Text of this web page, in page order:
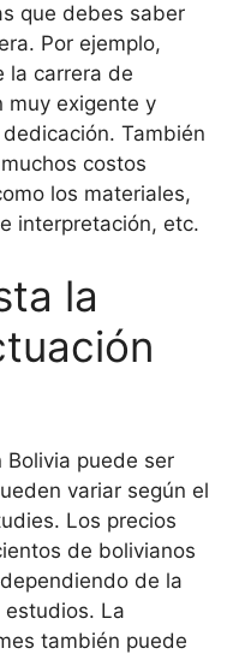
que debes saber
Por ejemplo,
la carrera de
muy exigente y
También
costos
los materiales,
interpretación, etc.
la
Bolivia puede ser
variar según el
Los precios
de bolivianos
de la
La
también puede